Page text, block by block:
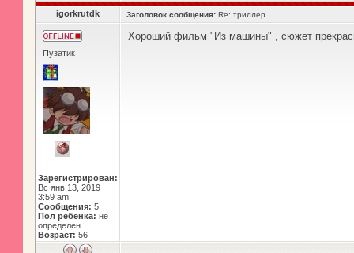
igorkrutdk Заголовок сообщения: Re: триллер
Пузатик
Зарегистрирован:
Вс янв 13, 2019
3:59 am
Сообщения: 5
Пол ребенка: не
определен
Возраст: 56
Хороший фильм "Из машины" , сюжет